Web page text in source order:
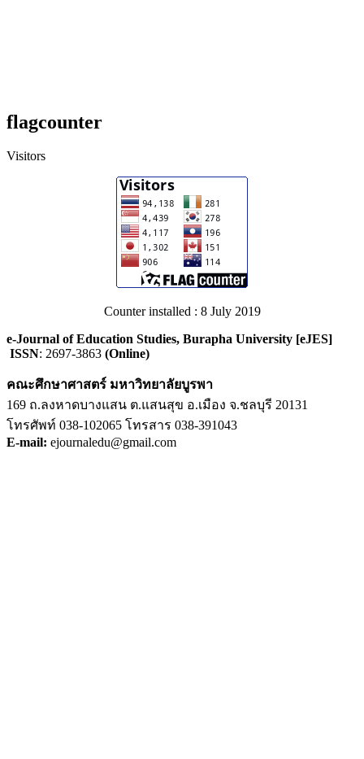
flagcounter
Visitors
Counter installed : 8 July 2019
e-Journal of Education Studies, Burapha University [eJES]
ISSN: 2697-3863 (Online)
คณะศึกษาศาสตร์ มหาวิทยาลัยบูรพา
169 ถ.ลงหาดบางแสน ต.แสนสุข อ.เมือง จ.ชลบุรี 20131
โทรศัพท์ 038-102065 โทรสาร 038-391043
E-mail: ejournaledu@gmail.com